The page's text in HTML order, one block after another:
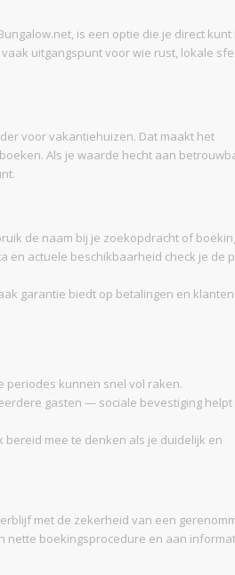
is een optie die je direct
uitgangspunt voor wie rust, lokale
voor vakantiehuizen. Dat maakt het
Als je waarde hecht aan
de naam bij je zoekopdracht of
en actuele beschikbaarheid check je de
garantie biedt op betalingen en
periodes kunnen snel vol raken.
gasten — sociale bevestiging helpt
mee te denken als je duidelijk en
met de zekerheid van een
nette boekingsprocedure en aan